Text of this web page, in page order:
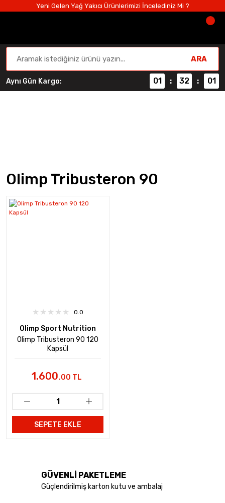
Yeni Gelen Yağ Yakıcı Ürünlerimizi İncelediniz Mi ?
ARA
Aynı Gün Kargo: 01 : 32 : 01
Olimp Tribusteron 90
0.0
Olimp Sport Nutrition
Olimp Tribusteron 90 120
Kapsül
1.600.00 TL
SEPETE EKLE
GÜVENLİ PAKETLEME
Güçlendirilmiş karton kutu ve ambalaj